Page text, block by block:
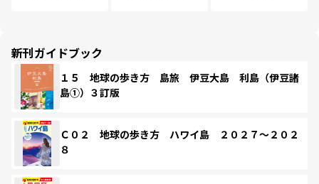
新刊ガイドブック
１５ 地球の歩き方 島旅 伊豆大島 利島（伊豆諸
島①）３訂版
Ｃ０２ 地球の歩き方 ハワイ島 ２０２７～２０２
８